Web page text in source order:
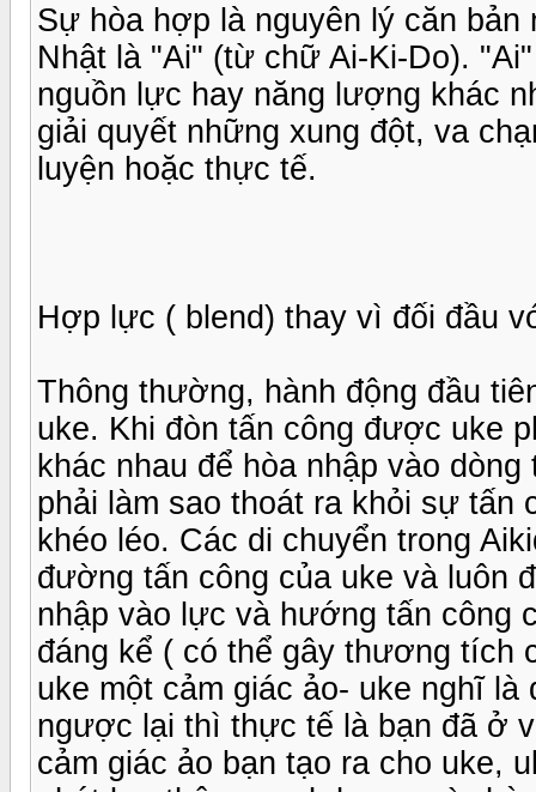
Sự hòa hợp là nguyên lý căn
Nhật là "Ai" (từ chữ Ai-Ki-Do).
nguồn lực hay năng lượng khác
giải quyết những xung đột, va
luyện hoặc thực tế.
Hợp lực ( blend) thay vì đối đầu
Thông thường, hành động đầu
uke. Khi đòn tấn công được uke
khác nhau để hòa nhập vào
phải làm sao thoát ra khỏi sự tấn
khéo léo. Các di chuyển trong
đường tấn công của uke và luôn
nhập vào lực và hướng tấn công
đáng kể ( có thể gây thương tích
uke một cảm giác ảo- uke nghĩ
ngược lại thì thực tế là bạn đã ở
cảm giác ảo bạn tạo ra cho uke,